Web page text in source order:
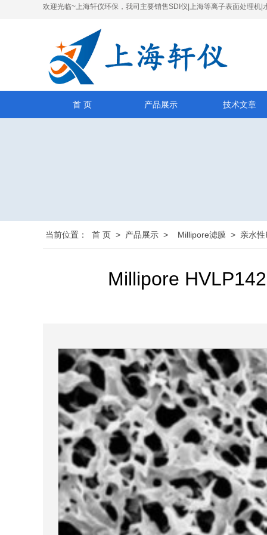
欢迎光临~上海轩仪环保，我司主要销售SDI仪|上海等离子表面处理机|
首 页 产品展示 技术文章
当前位置： 首 页 > 产品展示 > Millipore滤膜 > 亲水
Millipore